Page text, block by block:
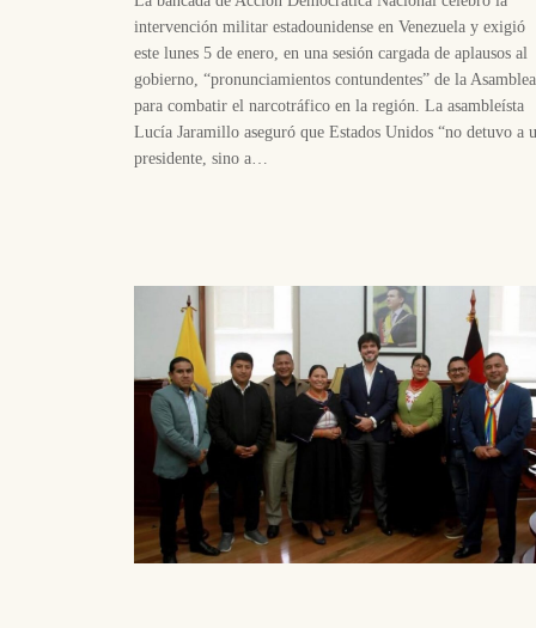
intervención militar estadounidense en Venezuela y exigió
este lunes 5 de enero, en una sesión cargada de aplausos al
gobierno, “pronunciamientos contundentes” de la Asamblea
para combatir el narcotráfico en la región. La asambleísta
Lucía Jaramillo aseguró que Estados Unidos “no detuvo a
presidente, sino a…